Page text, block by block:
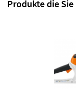
Produkte die